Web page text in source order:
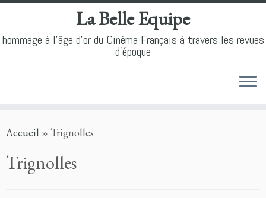
to
La Belle Equipe
hommage à l'âge d'or du Cinéma Français à travers les revues
d'époque
Accueil » Trignolles
Trignolles